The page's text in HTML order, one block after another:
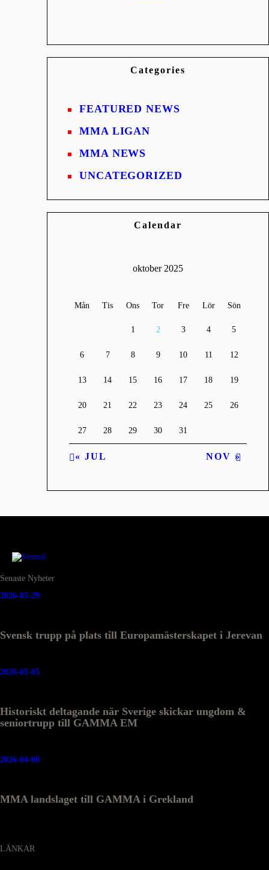
Categories
FEATURED NEWS
MMA LIGAN
MMA NEWS
UNCATEGORIZED
Calendar
oktober 2025
Mån Tis Ons Tor Fre Lör Sön
1 2 3 4 5
6 7 8 9 10 11 12
13 14 15 16 17 18 19
20 21 22 23 24 25 26
27 28 29 30 31
« JUL NOV »
Senaste Nyheter
Svensk trupp på plats till Europamästerskapet i Jerevan
2026-05-29
Historiskt deltagande när Sverige skickar ungdom &
seniortrupp till GAMMA EM
2026-05-05
MMA landslaget till GAMMA i Grekland
2026-04-08
LÄNKAR